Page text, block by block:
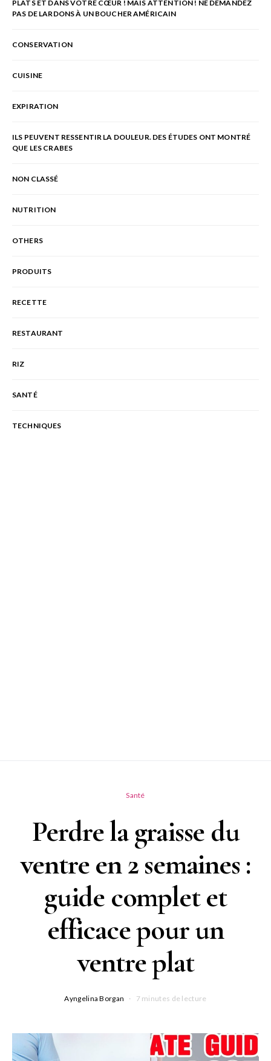
PLATS ET DANS VOTRE CŒUR ! MAIS ATTENTION ! NE DEMANDEZ
PAS DE LARDONS À UN BOUCHER AMÉRICAIN
CONSERVATION
CUISINE
EXPIRATION
ILS PEUVENT RESSENTIR LA DOULEUR. DES ÉTUDES ONT MONTRÉ
QUE LES CRABES
NON CLASSÉ
NUTRITION
OTHERS
PRODUITS
RECETTE
RESTAURANT
RIZ
SANTÉ
TECHNIQUES
Santé
Perdre la graisse du
ventre en 2 semaines :
guide complet et
efficace pour un
ventre plat
Ayngelina Borgan 7 minutes de lecture